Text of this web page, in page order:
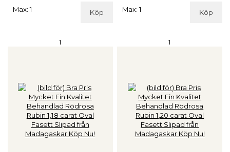
Köp
Max: 1 Köp
Max: 1
1 1